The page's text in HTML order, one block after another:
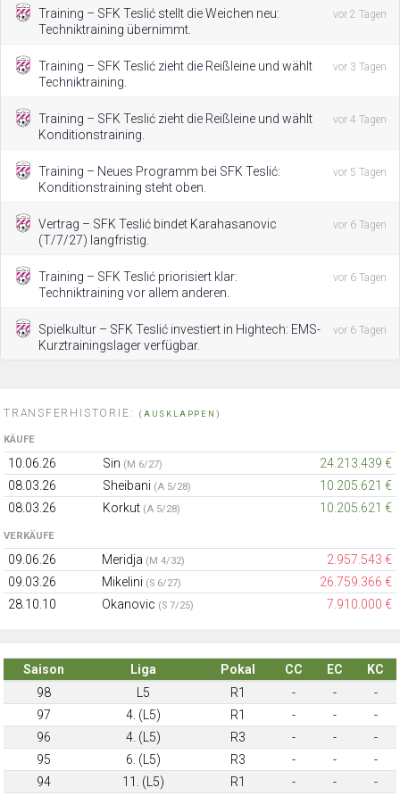
Training – SFK Teslić stellt die Weichen neu:
Techniktraining übernimmt.
vor 2 Tagen
Training – SFK Teslić zieht die Reißleine und wählt
Techniktraining.
vor 3 Tagen
Training – SFK Teslić zieht die Reißleine und wählt
Konditionstraining.
vor 4 Tagen
Training – Neues Programm bei SFK Teslić:
Konditionstraining steht oben.
vor 5 Tagen
Vertrag – SFK Teslić bindet Karahasanovic
(T/7/27) langfristig.
vor 6 Tagen
Training – SFK Teslić priorisiert klar:
Techniktraining vor allem anderen.
vor 6 Tagen
Spielkultur – SFK Teslić investiert in Hightech: EMS-
Kurztrainingslager verfügbar.
vor 6 Tagen
TRANSFERHISTORIE: (AUSKLAPPEN)
KÄUFE
10.06.26 Sin (M 6/27)
24.213.439 €
08.03.26
Sheibani (A 5/28)
10.205.621 €
08.03.26
Korkut (A 5/28) 10.205.621 €
VERKÄUFE
09.06.26 Meridja (M 4/32)
2.957.543 €
09.03.26
Mikelini (S 6/27)
26.759.366 €
28.10.10
Okanovic (S 7/25) 7.910.000 €
Saison Liga Pokal CC EC
KC
98
L5 R1 - -
-
97
4. (L5) R1 - -
-
96
4. (L5) R3 - -
-
95
6. (L5) R3 - -
-
94
11. (L5) R1 - - -